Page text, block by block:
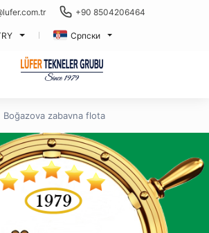
+90 8504206464
Српски
Boğazova zabavna flota